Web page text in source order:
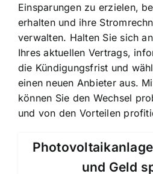
Einsparungen zu erzielen,
erhalten und ihre
verwalten. Halten Sie sich
Ihres aktuellen Vertrags,
die Kündigungsfrist und
einen neuen Anbieter aus.
können Sie den Wechsel
und von den Vorteilen
und Geld